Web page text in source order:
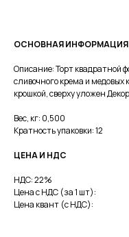
ОСНОВНАЯ ИНФОРМАЦИЯ
Описание: Торт квадратной
сливочного крема и медовых
крошкой, сверху уложен
Вес, кг: 0,500
Кратность упаковки: 12
ЦЕНА И НДС
НДС: 22%
Цена с НДС (за 1 шт):
Цена квант (с НДС):